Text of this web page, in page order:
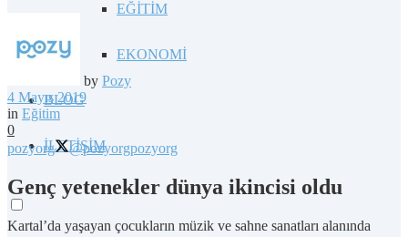
EĞİTİM
EKONOMİ
BLOG
İLETİŞİM
by Pozy
4 Mayıs 2019
in Eğitim
0
pozyorg
@pozyorgpozyorg
Genç yetenekler dünya ikincisi oldu
Kartal’da yaşayan çocukların müzik ve sahne sanatları alanında